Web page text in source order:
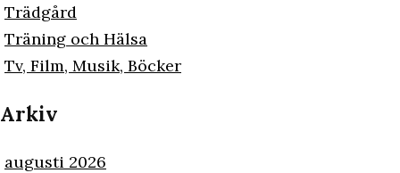
Trädgård
Träning och Hälsa
Tv, Film, Musik, Böcker
Arkiv
augusti 2026